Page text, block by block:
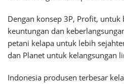
Dengan konsep 3P, Profit, untuk
keuntungan dan
petani kelapa untuk lebih
dan Planet untuk kelangsungan
Indonesia produsen terbesar